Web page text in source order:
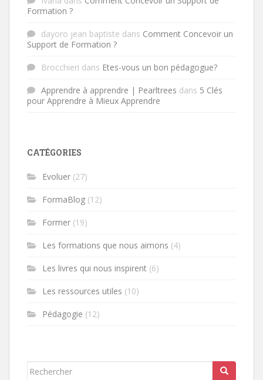
Formation ?
dayoro jean baptiste dans Comment Concevoir un
Support de Formation ?
Brocchieri dans Etes-vous un bon pédagogue?
Apprendre à apprendre | Pearltrees dans 5 Clés
pour Apprendre à Mieux Apprendre
CATÉGORIES
Evoluer (27)
FormaBlog (12)
Former (19)
Les formations que nous aimons (4)
Les livres qui nous inspirent (6)
Les ressources utiles (10)
Pédagogie (12)
Rechercher...